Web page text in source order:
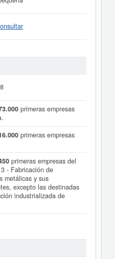
primeras empresas
primeras empresas
primeras empresas del
- Fabricación de
metálicas y sus
excepto las destinadas
industrializada de